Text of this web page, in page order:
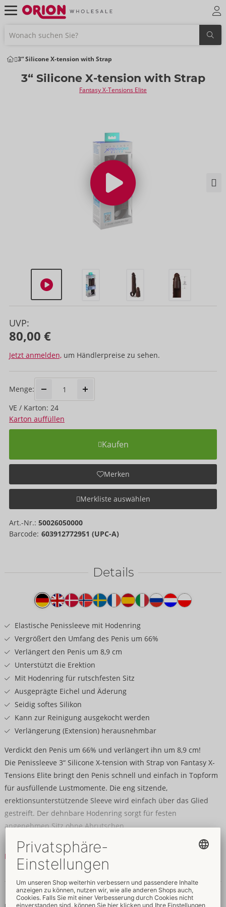
3“ Silicone X-tension with Strap
3“ Silicone X-tension with Strap
Fantasy X-Tensions Elite
UVP:
80,00 €
Jetzt anmelden, um Händlerpreise zu sehen.
Menge:
VE / Karton: 24
Karton auffüllen
Kaufen
Merken
Merkliste auswählen
Art.-Nr.: 50026050000
Barcode: 603912772951 (UPC-A)
Details
Produkttext
Elastische Penissleeve mit Hodenring
Vergrößert den Umfang des Penis um 66%
Verlängert den Penis um 8,9 cm
Unterstützt die Erektion
Mit Hodenring für rutschfesten Sitz
Ausgeprägte Eichel und Äderung
Seidig softes Silikon
Kann zur Reinigung ausgekocht werden
Verlängerung (Extension) herausnehmbar
Verdickt den Penis um 66% und verlängert ihn um 8,9 cm!
Die Penissleeve 3“ Silicone X-tension with Strap von Fantasy X-
Tensions Elite bringt den Penis schnell und einfach in Topform
für ausfüllende Lustmomente. Die eng sitzende,
erektionsunterstützende Sleeve wird einfach über das Glied
gestreift. Der dehnbare Hodenring sorgt für festen
angenehmen Sitz ohne Abrutschen.
Mit ausgeprägter Eichel und Äderung und aus seidig softem
Silikon gefertigt, schmiegt sich die rundum elastische Sleeve
Außendurchmessers wird der Penis im Umfang um 66%
vergrößert und um 8,9 cm verlängert. Die softe Verlängerung ist
Mehr lesen
Daten & Eigenschaften